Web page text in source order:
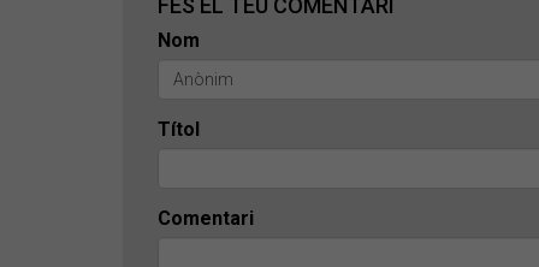
FES EL TEU COMENTARI
Nom
Títol
Comentari